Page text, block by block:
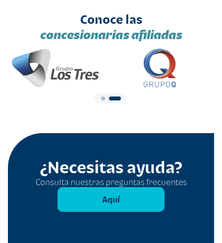
Conoce las
concesionarias afiliadas
¿Necesitas ayuda?
Consulta nuestras preguntas frecuentes
Aquí